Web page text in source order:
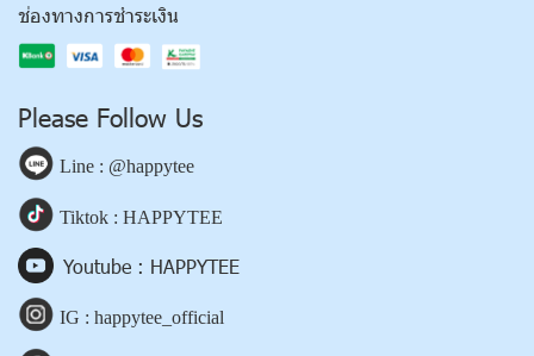
ช่องทางการชำระเงิน
Please Follow Us
Line : @happytee
Tiktok : HAPPYTEE
Youtube : HAPPYTEE
IG : happytee_official